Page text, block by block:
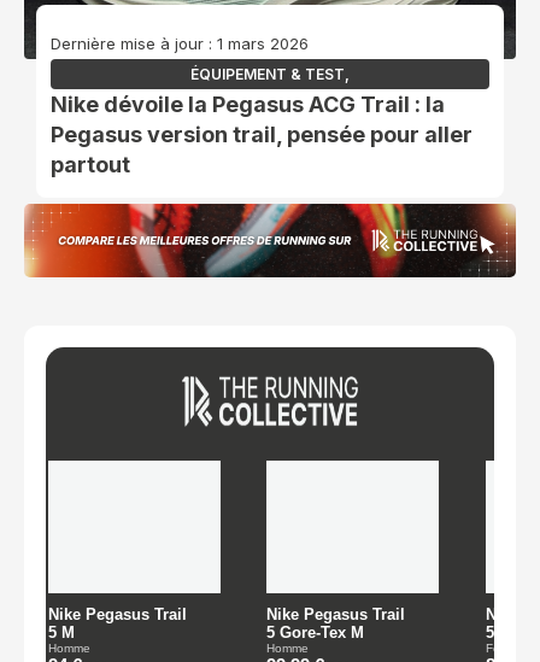
Dernière mise à jour : 1 mars 2026
ÉQUIPEMENT & TEST
Nike dévoile la Pegasus ACG Trail : la
Pegasus version trail, pensée pour aller
partout